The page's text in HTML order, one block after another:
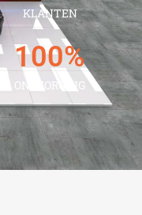
KLANTEN
ONTZORGING
100%